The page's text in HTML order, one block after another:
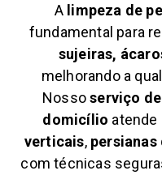
A limpeza de
fundamental para
sujeiras,
melhorando a
Nossoserviço
domicílio atende
verticais, persianas
com técnicas